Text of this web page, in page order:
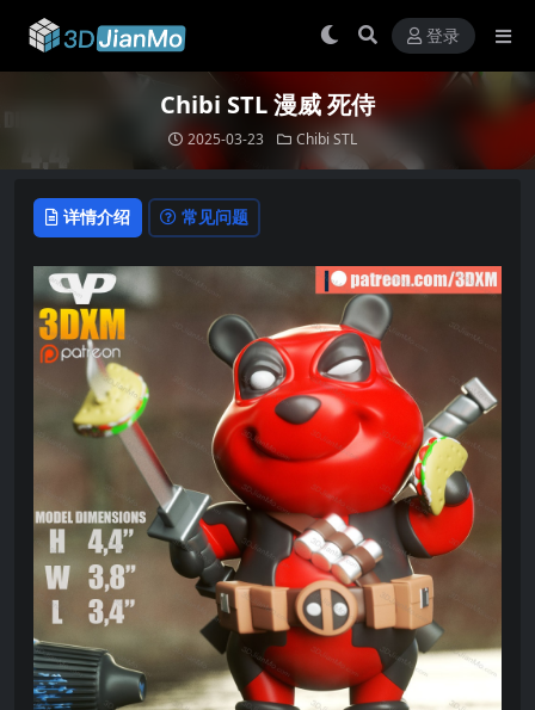
登录
Chibi STL 漫威 死侍
2025-03-23 Chibi STL
详情介绍 常见问题